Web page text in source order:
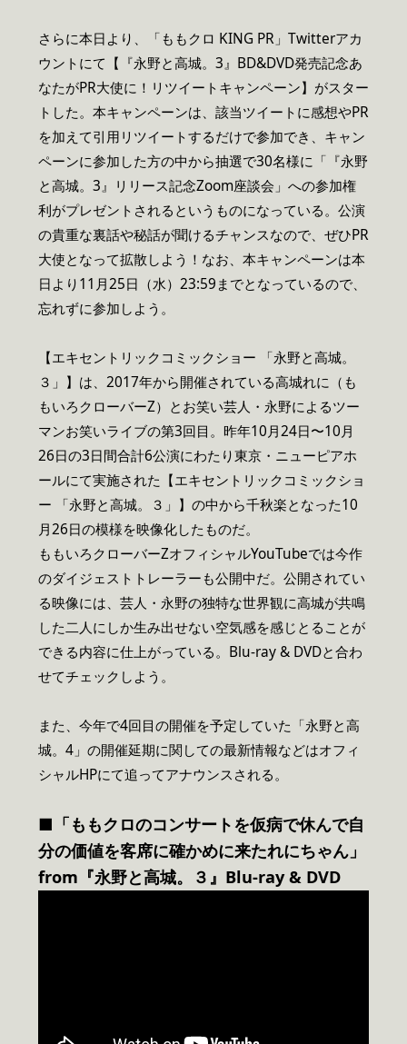
さらに本日より、「ももクロ KING PR」Twitterアカ
ウントにて【『永野と高城。3』BD&DVD発売記念あ
なたがPR大使に！リツイートキャンペーン】がスター
トした。本キャンペーンは、該当ツイートに感想やPR
を加えて引用リツイートするだけで参加でき、キャン
ペーンに参加した方の中から抽選で30名様に「『永野
と高城。3』リリース記念Zoom座談会」への参加権
利がプレゼントされるというものになっている。公演
の貴重な裏話や秘話が聞けるチャンスなので、ぜひPR
大使となって拡散しよう！なお、本キャンペーンは本
日より11月25日（水）23:59までとなっているので、
忘れずに参加しよう。
【エキセントリックコミックショー 「永野と高城。
３」】は、2017年から開催されている高城れに（も
もいろクローバーZ）とお笑い芸人・永野によるツー
マンお笑いライブの第3回目。昨年10月24日〜10月
26日の3日間合計6公演にわたり東京・ニューピアホ
ールにて実施された【エキセントリックコミックショ
ー 「永野と高城。３」】の中から千秋楽となった10
月26日の模様を映像化したものだ。
ももいろクローバーZオフィシャルYouTubeでは今作
のダイジェストトレーラーも公開中だ。公開されてい
る映像には、芸人・永野の独特な世界観に高城が共鳴
した二人にしか生み出せない空気感を感じとることが
できる内容に仕上がっている。Blu-ray & DVDと合わ
せてチェックしよう。
また、今年で4回目の開催を予定していた「永野と高
城。4」の開催延期に関しての最新情報などはオフィ
シャルHPにて追ってアナウンスされる。
■「ももクロのコンサートを仮病で休んで自
分の価値を客席に確かめに来たれにちゃん 」
from『永野と高城。３』Blu-ray & DVD